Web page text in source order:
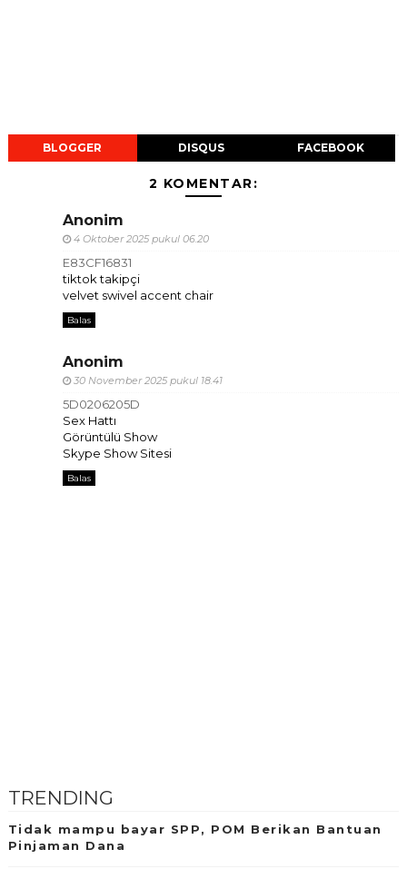
BLOGGER DISQUS FACEBOOK
2 KOMENTAR:
Anonim
4 Oktober 2025 pukul 06.20
E83CF16831
tiktok takipçi
velvet swivel accent chair
Balas
Anonim
30 November 2025 pukul 18.41
5D0206205D
Sex Hattı
Görüntülü Show
Skype Show Sitesi
Balas
TRENDING
Tidak mampu bayar SPP, POM Berikan Bantuan
Pinjaman Dana